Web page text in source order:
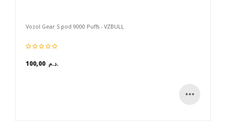
Vozol Gear S pod 9000 Puffs - VZBULL
100,00 د.م.